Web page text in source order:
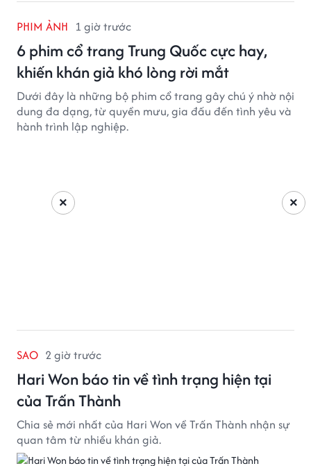
PHIM ẢNH 1 giờ trước
6 phim cổ trang Trung Quốc cực hay,
khiến khán giả khó lòng rời mắt
Dưới đây là những bộ phim cổ trang gây chú ý nhờ nội
dung đa dạng, từ quyền mưu, gia đấu đến tình yêu và
hành trình lập nghiệp.
SAO 2 giờ trước
Hari Won báo tin về tình trạng hiện tại
của Trấn Thành
Chia sẻ mới nhất của Hari Won về Trấn Thành nhận sự
quan tâm từ nhiều khán giả.
×
×